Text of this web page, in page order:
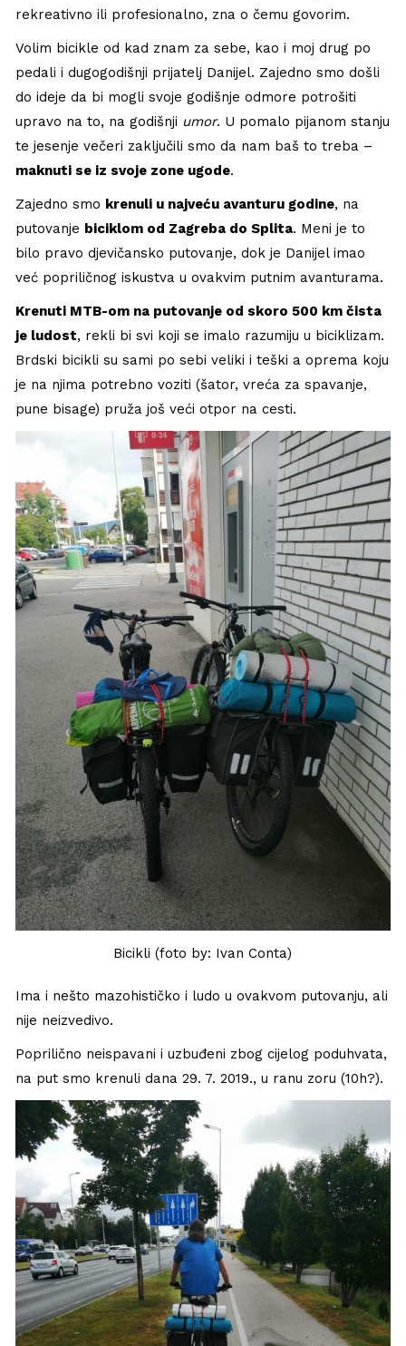
rekreativno ili profesionalno, zna o čemu govorim.
Volim bicikle od kad znam za sebe, kao i moj drug po
pedali i dugogodišnji prijatelj Danijel. Zajedno smo došli
do ideje da bi mogli svoje godišnje odmore potrošiti
upravo na to, na godišnji umor. U pomalo pijanom stanju
te jesenje večeri zaključili smo da nam baš to treba –
maknuti se iz svoje zone ugode.
Zajedno smo krenuli u najveću avanturu godine, na
putovanje biciklom od Zagreba do Splita. Meni je to
bilo pravo djevičansko putovanje, dok je Danijel imao
već popriličnog iskustva u ovakvim putnim avanturama.
Krenuti MTB-om na putovanje od skoro 500 km čista
je ludost, rekli bi svi koji se imalo razumiju u biciklizam.
Brdski bicikli su sami po sebi veliki i teški a oprema koju
je na njima potrebno voziti (šator, vreća za spavanje,
pune bisage) pruža još veći otpor na cesti.
Bicikli (foto by: Ivan Conta)
Ima i nešto mazohističko i ludo u ovakvom putovanju, ali
nije neizvedivo.
Poprilično neispavani i uzbuđeni zbog cijelog poduhvata,
na put smo krenuli dana 29. 7. 2019., u ranu zoru (10h?).